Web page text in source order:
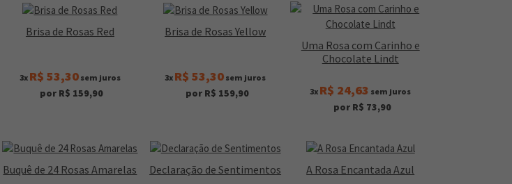
Brisa de Rosas Red
3x R$ 53,30sem juros
por R$ 159,90
Brisa de Rosas Yellow
3x R$ 53,30 sem juros
por R$ 159,90
Uma Rosa com Carinho e
Chocolate Lindt
3x R$ 24,63 sem juros
por R$ 73,90
Buquê de 24 Rosas Amarelas Declaração de Sentimentos A Rosa Encantada Azul